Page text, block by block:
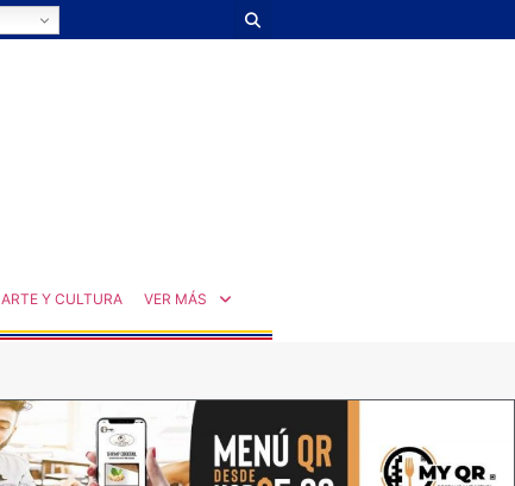
ARTE Y CULTURA VER MÁS